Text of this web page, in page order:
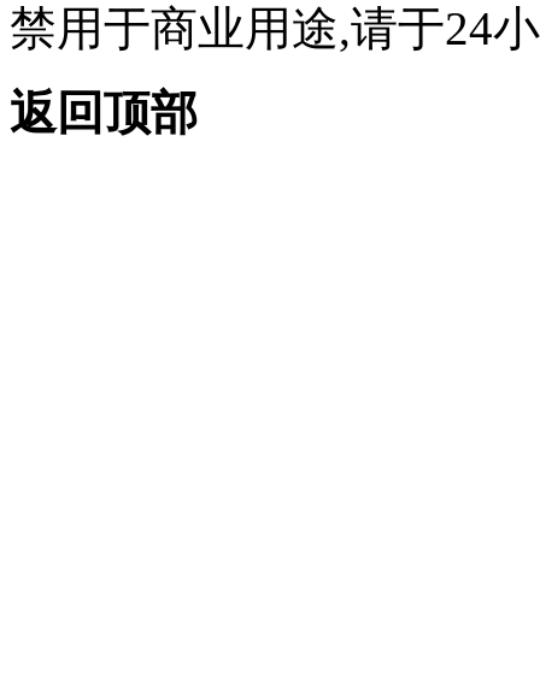
禁用于商业用途,请于24
返回顶部